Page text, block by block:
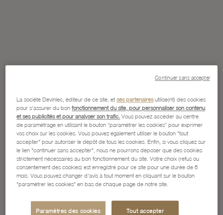
La société Devinlec, éditeur de ce site, etses partenairesutilise(nt) des cookies
pour s'assurer du bonfonctionnement du site, pour personnaliser son contenu
et ses publicités et pour analyser son trafic. Vous pouvez accéder au centre
de paramétrage en utilisant le bouton “paramétrer les cookies” pour exprimer
vos choix sur les cookies. Vous pouvez également utiliser le bouton "tout
accepter" pour autoriser le dépôt de tous les cookies. Enfin, si vous cliquez sur
le lien "continuer sans accepter", nous ne pourrons déposer que des cookies
strictement nécessaires au bon fonctionnement du site. Votre choix (refus ou
consentement des cookies) est enregistré pour ce site pour une durée de 6
mois. Vous pouvez changer d'avis à tout moment en cliquant sur le bouton
"paramétrer les cookies" en bas de chaque page de notre site.
Paramètres des cookies Tout accepter
Continuer sans accepter